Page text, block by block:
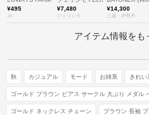
¥495
.st
¥7,480
フェリシモ
¥14,300
三越・伊勢丹
アイテム情報をも
秋 カジュアル モード お姉系 きれい
ゴールド ブラウン ピアス サークル 大ぶり メダル
ゴールド ネックレス チェーン ブラウン 長袖